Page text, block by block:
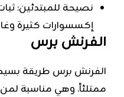
نصيحة للمبتدئين:
إكسسوارات كثيرة وغالية.
الفرنش برس
الفرنش برس طريقة بسيطة
ممتلئاً. وهي مناسبة لمن